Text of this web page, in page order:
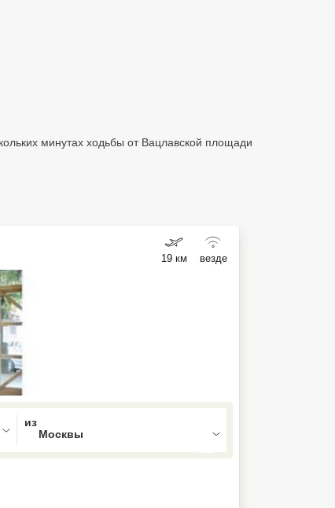
минутах ходьбы от Вацлавской площади
19 км везде
Down to open the menu,